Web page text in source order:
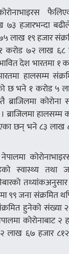
७३ हजारभन्दा
लाख १९ हजार
करोड ७२ लाख ६८
देश भारतमा
हालसम्म
छ भने १ करोड ५
कोरोना
हालसम्म
छन् भने ८३ लाख
स्वास्थ्य तथा
९९ जना संक्रमित
हुनेको
कोरोनाबाट २
६७ हजार ८१२